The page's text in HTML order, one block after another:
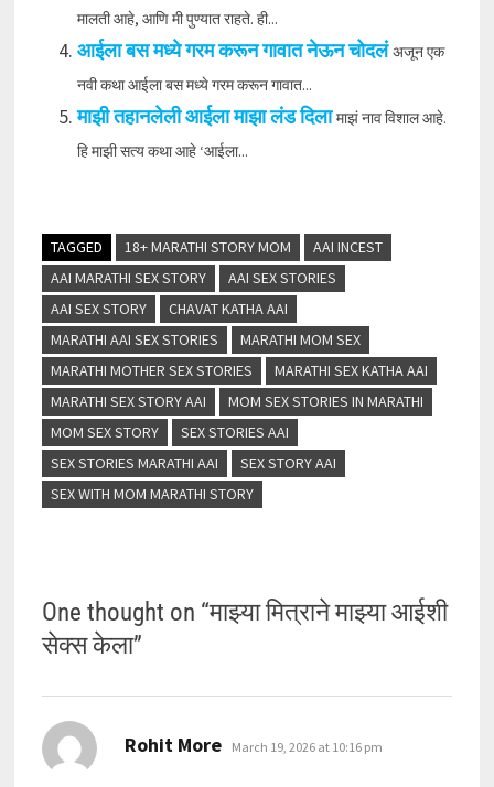
मालती आहे, आणि मी पुण्यात राहते. ही...
आईला बस मध्ये गरम करून गावात नेऊन चोदलं अजून एक
नवी कथा आईला बस मध्ये गरम करून गावात...
माझी तहानलेली आईला माझा लंड दिला माझं नाव विशाल आहे.
हि माझी सत्य कथा आहे ‘आईला...
TAGGED 18+ MARATHI STORY MOM
AAI INCEST
AAI MARATHI SEX STORY
AAI SEX STORIES
AAI SEX STORY
CHAVAT KATHA AAI
MARATHI AAI SEX STORIES
MARATHI MOM SEX
MARATHI MOTHER SEX STORIES
MARATHI SEX KATHA AAI
MARATHI SEX STORY AAI
MOM SEX STORIES IN MARATHI
MOM SEX STORY
SEX STORIES AAI
SEX STORIES MARATHI AAI
SEX STORY AAI
SEX WITH MOM MARATHI STORY
One thought on “माझ्या मित्राने माझ्या आईशी
सेक्स केला”
Rohit More says:
March 19, 2026 at 10:16 pm